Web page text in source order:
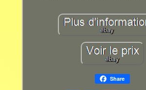
Share